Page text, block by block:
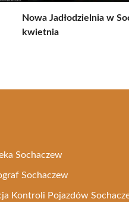
Nowa Jadłodzielnia w
kwietnia
Sochaczew
Sochaczew
Kontroli Pojazdów